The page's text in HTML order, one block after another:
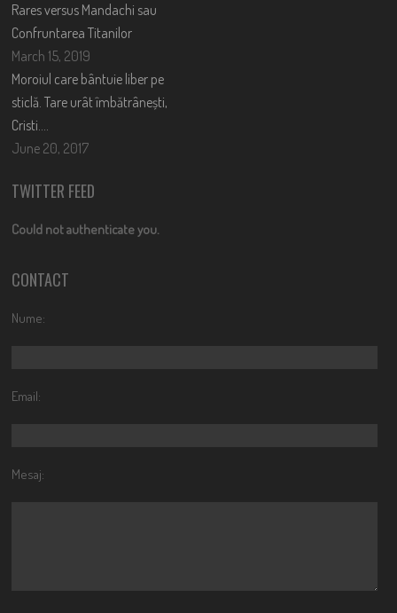
Rares versus Mandachi sau
Confruntarea Titanilor
March 15, 2019
Moroiul care bântuie liber pe
sticlă. Tare urât îmbătrânești,
Cristi….
June 20, 2017
TWITTER FEED
Could not authenticate you.
CONTACT
Nume:
Email:
Mesaj: